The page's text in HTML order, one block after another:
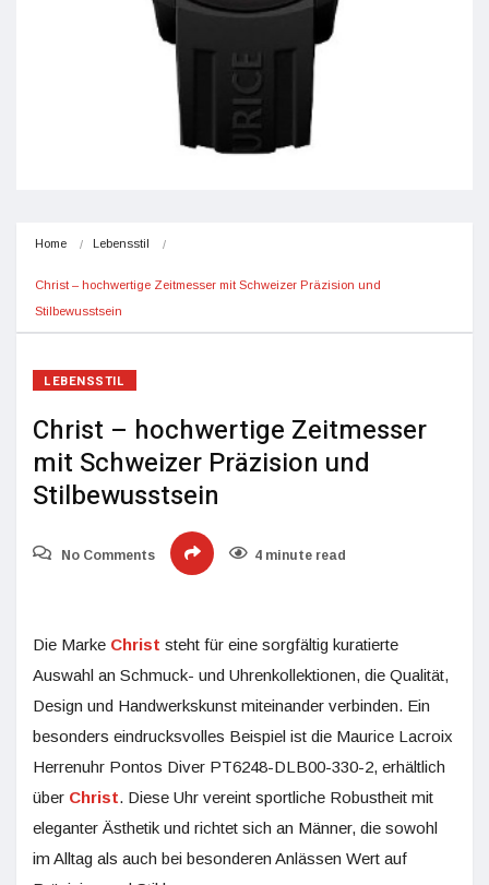
Home Lebensstil
Christ – hochwertige Zeitmesser mit Schweizer Präzision und
Stilbewusstsein
LEBENSSTIL
Christ – hochwertige Zeitmesser
mit Schweizer Präzision und
Stilbewusstsein
No Comments 4 minute read
Die Marke Christ steht für eine sorgfältig kuratierte
Auswahl an Schmuck- und Uhrenkollektionen, die Qualität,
Design und Handwerkskunst miteinander verbinden. Ein
besonders eindrucksvolles Beispiel ist die Maurice Lacroix
Herrenuhr Pontos Diver PT6248-DLB00-330-2, erhältlich
über Christ. Diese Uhr vereint sportliche Robustheit mit
eleganter Ästhetik und richtet sich an Männer, die sowohl
im Alltag als auch bei besonderen Anlässen Wert auf